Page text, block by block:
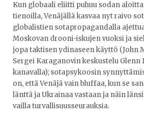
Kun globaali eliitti puhuu sodan
tienoilla, Venäjällä kasvaa nyt raivo
globalistien sotapropagandalla
Moskovan drooni-iskujen vuoksi ja
jopa taktisen ydinaseen käyttö (John
Sergei Karaganovin keskustelu Glenn
kanavalla); sotapsykoosin
on, että Venäjä vain bluffaa, kun se
länttä ja Ukrainaa vastaan ja näin
vailla turvallisuusseurauksia.